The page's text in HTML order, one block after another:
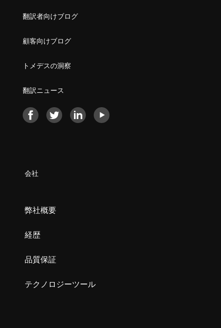
翻訳者向けブログ
顧客向けブログ
トメデスの洞察
翻訳ニュース
会社
弊社概要
経歴
品質保証
テクノロジーツール